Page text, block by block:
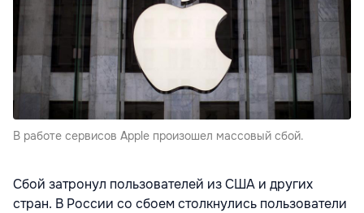
В работе сервисов Apple произошел массовый сбой.
Сбой затронул пользователей из США и других
стран. В России со сбоем столкнулись пользователи